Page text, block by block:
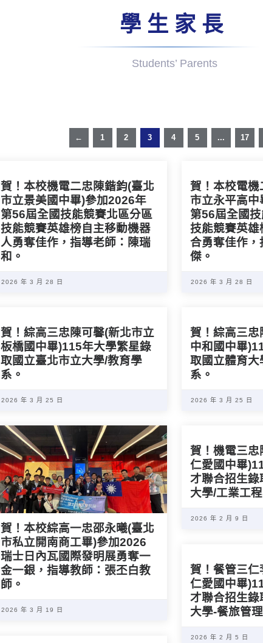
學生家長
Students’ Parents
← 1 2 3 4 5 ... 17
賀！本校機電二忠陳鍇鈞(臺北
市立景美國中畢)參加2026年
第56屆全國技能競賽北區分區
技能競賽英雄榜自主移動機器
人勇奪佳作，指導老師：陳瑞
和。
2026 年 3 月 28 日
賀！本校電
市立永平高
第56屆全國
技能競賽英
合勇奪佳作
傑。
2026 年 3 月 28 日
賀！綜高三忠陳可馨(新北市立
板橋國中畢)115年大學繁星錄
取國立臺北市立大學/教育學
系。
2026 年 3 月 25 日
賀！綜高三忠
中和國中畢
取國立體育
系。
2026 年 3 月 25 日
賀！本校綜高一忠邵永曦(臺北
市私立開南商工畢)參加2026
瑞士日內瓦國際發明展勇奪一
金一銀，指導教師：張丕白教
師。
2026 年 3 月 19 日
賀！機電三忠
仁愛國中畢
才聯合招生錄
大學/工業工
2026 年 2 月 9 日
賀！餐管三仁
仁愛國中畢
才聯合招生錄
大學-餐旅管理
2026 年 2 月 5 日